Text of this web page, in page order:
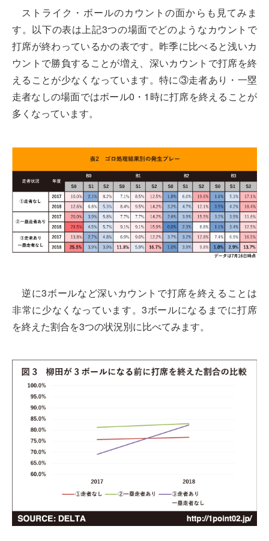
ストライク・ボールのカウントの面からも見てみま
す。以下の表は上記3つの場面でどのようなカウントで
打席が終わっているかの表です。昨季に比べると浅いカ
ウントで勝負することが増え、深いカウントで打席を終
えることが少なくなっています。特に③走者あり・一塁
走者なしの場面ではボール0・1時に打席を終えることが
多くなっています。
逆に3ボールなど深いカウントで打席を終えることは
非常に少なくなっています。3ボールになるまでに打席
を終えた割合を3つの状況別に比べてみます。